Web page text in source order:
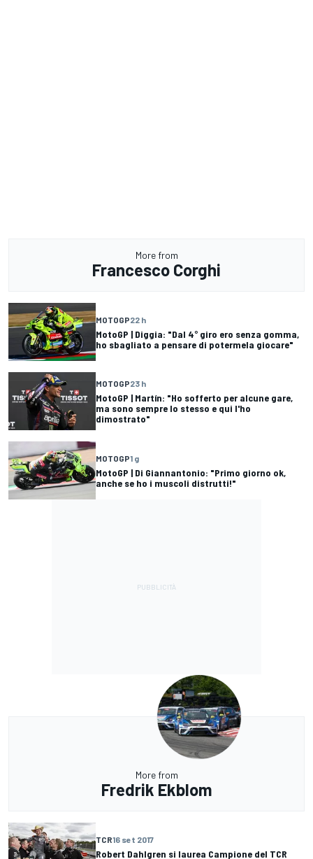
More from
Francesco Corghi
MOTOGP22 h
MotoGP | Diggia: "Dal 4° giro ero senza gomma,
ho sbagliato a pensare di potermela giocare"
MOTOGP23 h
MotoGP | Martín: "Ho sofferto per alcune gare,
ma sono sempre lo stesso e qui l'ho
dimostrato"
MOTOGP1 g
MotoGP | Di Giannantonio: "Primo giorno ok,
anche se ho i muscoli distrutti!"
More from
Fredrik Ekblom
TCR16 set 2017
Robert Dahlgren si laurea Campione del TCR